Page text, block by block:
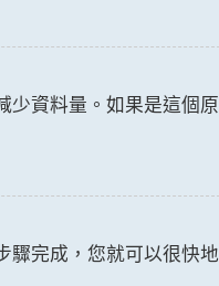
少資料量。如果是這個
驟完成，您就可以很快